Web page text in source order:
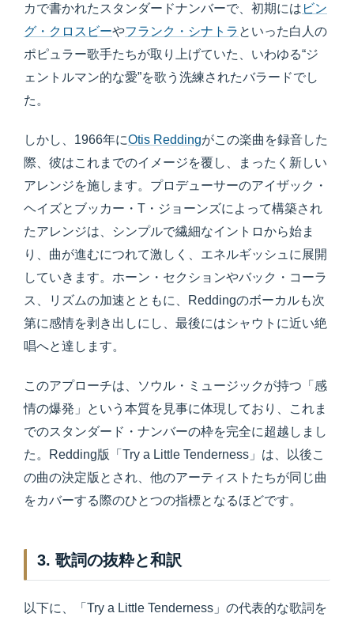
カで書かれたスタンダードナンバーで、初期には ビン
グ・クロスビーやフランク・シナトラ といった白人の
ポピュラー歌手たちが取り上げていた、いわゆる“ジ
ェントルマン的な愛”を歌う洗練されたバラードでし
た。
しかし、1966年にOtis Reddingがこの楽曲を録音した
際、彼はこれまでのイメージを覆し、まったく新しい
アレンジを施します。プロデューサーのアイザック・
ヘイズとブッカー・T・ジョーンズによって構築され
たアレンジは、シンプルで繊細なイントロから始ま
り、曲が進むにつれて激しく、エネルギッシュに展開
していきます。ホーン・セクションやバック・コーラ
ス、リズムの加速とともに、Reddingのボーカルも次
第に感情を剥き出しにし、最後にはシャウトに近い絶
唱へと達します。
このアプローチは、ソウル・ミュージックが持つ「感
情の爆発」という本質を見事に体現しており、これま
でのスタンダード・ナンバーの枠を完全に超越しまし
た。Redding版「Try a Little Tenderness」は、以後こ
の曲の決定版とされ、他のアーティストたちが同じ曲
をカバーする際のひとつの指標となるほどです。
3. 歌詞の抜粋と和訳
以下に、「Try a Little Tenderness」の代表的な歌詞を